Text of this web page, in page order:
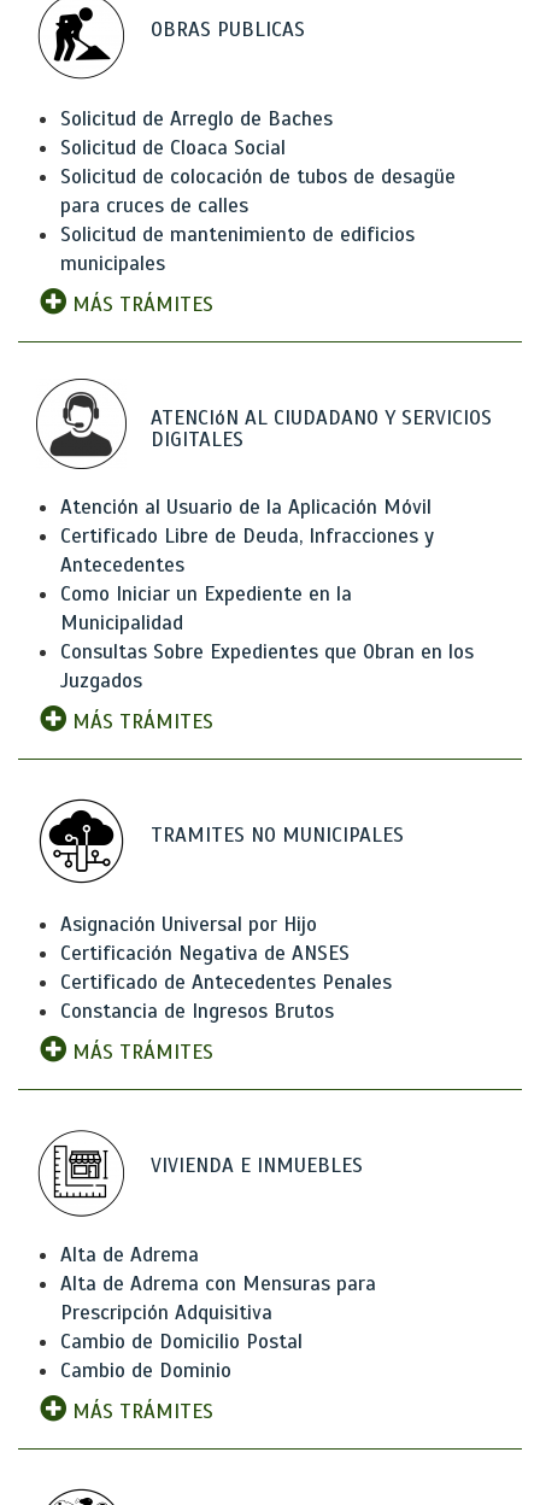
OBRAS PUBLICAS
Solicitud de Arreglo de Baches
Solicitud de Cloaca Social
Solicitud de colocación de tubos de desagüe
para cruces de calles
Solicitud de mantenimiento de edificios
municipales
MÁS TRÁMITES
ATENCIóN AL CIUDADANO Y SERVICIOS
DIGITALES
Atención al Usuario de la Aplicación Móvil
Certificado Libre de Deuda, Infracciones y
Antecedentes
Como Iniciar un Expediente en la
Municipalidad
Consultas Sobre Expedientes que Obran en los
Juzgados
MÁS TRÁMITES
TRAMITES NO MUNICIPALES
Asignación Universal por Hijo
Certificación Negativa de ANSES
Certificado de Antecedentes Penales
Constancia de Ingresos Brutos
MÁS TRÁMITES
VIVIENDA E INMUEBLES
Alta de Adrema
Alta de Adrema con Mensuras para
Prescripción Adquisitiva
Cambio de Domicilio Postal
Cambio de Dominio
MÁS TRÁMITES